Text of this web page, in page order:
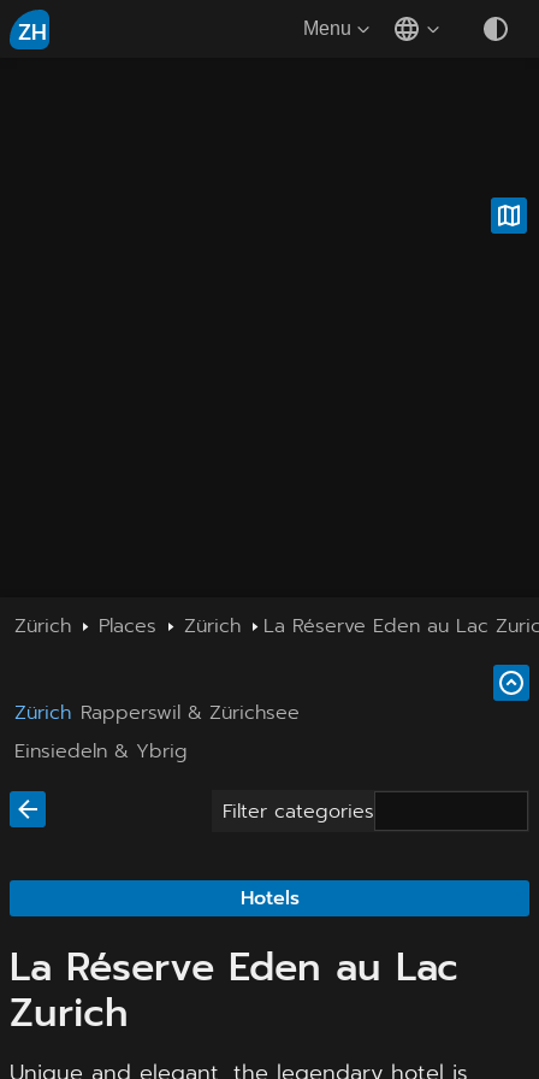
ZH Menu
Zürich Places Zürich La Réserve Eden au Lac
Zürich Rapperswil & Zürichsee
Einsiedeln & Ybrig
Filter categories
Hotels
La Réserve Eden au Lac
Zurich